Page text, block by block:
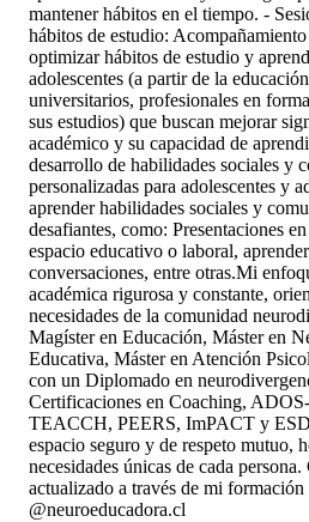
mantener hábitos en el tiempo. -
hábitos de estudio:
optimizar hábitos de estudio y
adolescentes (a partir de la
universitarios, profesionales en
sus estudios) que buscan mejorar
académico y su capacidad de
desarrollo de habilidades sociales y
personalizadas para adolescentes y
aprender habilidades sociales y
desafiantes, como: Presentaciones
espacio educativo o laboral,
conversaciones, entre otras. ​ Mi
académica rigurosa y constante,
necesidades de la comunidad
Magíster en Educación, Máster en
Educativa, Máster en Atención
con un Diplomado en
Certificaciones en Coaching,
TEACCH, PEERS, ImPACT y
espacio seguro y de respeto mutuo,
necesidades únicas de cada
actualizado a través de mi
@neuroeducadora.cl